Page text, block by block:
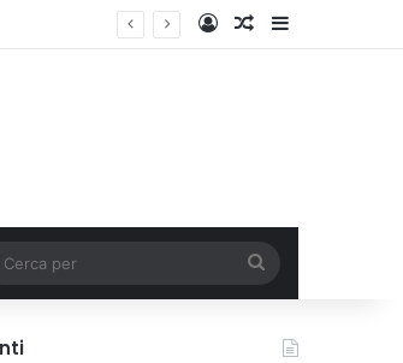
AccediUn articolo a
per